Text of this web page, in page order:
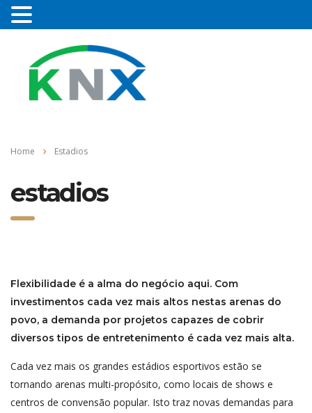
Home Estadios
estadios
Flexibilidade é a alma do negócio aqui. Com
investimentos cada vez mais altos nestas arenas do
povo, a demanda por projetos capazes de cobrir
diversos tipos de entretenimento é cada vez mais alta.
Cada vez mais os grandes estádios esportivos estão se
tornando arenas multi-propósito, como locais de shows e
centros de convensão popular. Isto traz novas demandas para